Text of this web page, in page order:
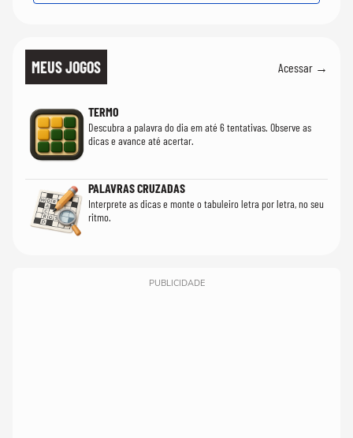
MEUS JOGOS Acessar →
TERMO
Descubra a palavra do dia em até 6 tentativas. Observe as
dicas e avance até acertar.
PALAVRAS CRUZADAS
Interprete as dicas e monte o tabuleiro letra por letra, no seu
ritmo.
PUBLICIDADE